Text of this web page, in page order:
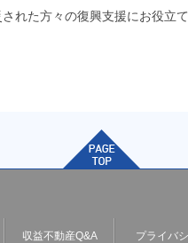
れた方々の復興支援にお役立
収益不動産Q&A プライバ